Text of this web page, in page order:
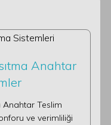
Anahtar
Anahtar Teslim
ve verimliliği